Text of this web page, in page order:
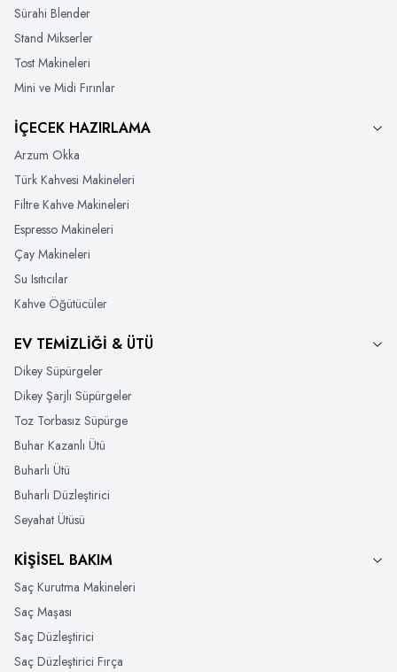
Sürahi Blender
Stand Mikserler
Tost Makineleri
Mini ve Midi Fırınlar
İÇECEK HAZIRLAMA
Arzum Okka
Türk Kahvesi Makineleri
Filtre Kahve Makineleri
Espresso Makineleri
Çay Makineleri
Su Isıtıcılar
Kahve Öğütücüler
EV TEMİZLİĞİ & ÜTÜ
Dikey Süpürgeler
Dikey Şarjlı Süpürgeler
Toz Torbasız Süpürge
Buhar Kazanlı Ütü
Buharlı Ütü
Buharlı Düzleştirici
Seyahat Ütüsü
KİŞİSEL BAKIM
Saç Kurutma Makineleri
Saç Maşası
Saç Düzleştirici
Saç Düzleştirici Fırça